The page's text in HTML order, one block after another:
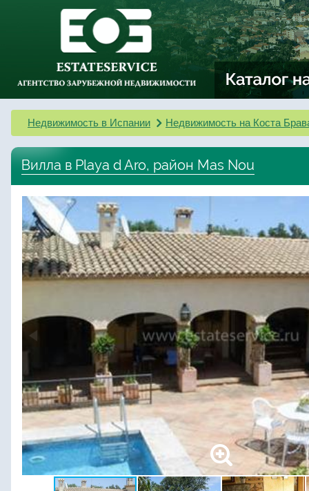
Недвижимость в Испании Недвижимость на Коста
Вилла в Playa d Aro, район Mas Nou